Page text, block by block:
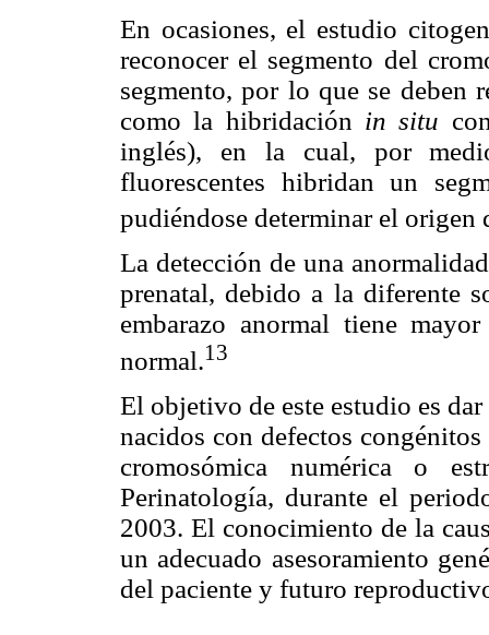
En ocasiones, el estudio
reconocer el segmento del
segmento, por lo que se deben
como la hibridación in situ
inglés), en la cual, por
fluorescentes hibridan un
pudiéndose determinar el origen
La detección de una
prenatal, debido a la diferente
embarazo anormal tiene
normal.13
El objetivo de este estudio es
nacidos con defectos
cromosómica numérica o
Perinatología, durante el
2003. El conocimiento de la
un adecuado asesoramiento
del paciente y futuro